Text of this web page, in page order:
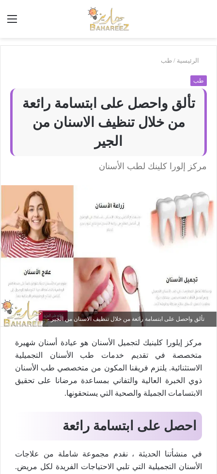
بَهاريز
الرئيسية / طب
طب
تألق واحصل على ابتسامة رائعة
من خلال تنظيف الاسنان من
الجير
مركز إلورا كلينك لطب الأسنان
تألق واحصل على ابتسامة رائعة من خلال تنظيف الاسنان من الجير -
مركز إيلورا كلينيك لتجميل الأسنان هو عيادة أسنان شهيرة
متخصصة في تقديم خدمات طب الأسنان التجميلية
الاستثنائية. يلتزم فريقنا المكون من متخصصي طب الأسنان
ذوي الخبرة العالية والتفاني بمساعدة مرضانا على تحقيق
الابتسامات الجميلة والصحية التي يستحقونها.
احصل على ابتسامة رائعة
في منشأتنا الحديثة ، نقدم مجموعة شاملة من علاجات
الأسنان التجميلية التي تلبي الاحتياجات الفريدة لكل مريض.